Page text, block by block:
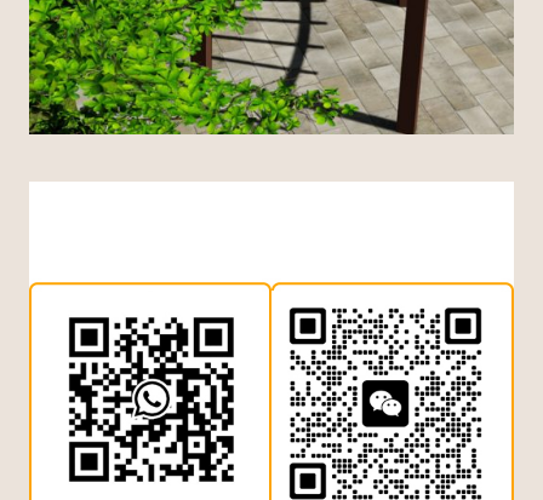
Arabic
Chinese (China)
Chinese (Hong Kong)
Japanese
Dutch
Indonesian